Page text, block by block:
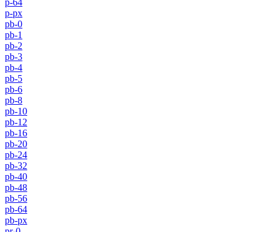
p-px
pb-0
pb-1
pb-2
pb-3
pb-4
pb-5
pb-6
pb-8
pb-10
pb-12
pb-16
pb-20
pb-24
pb-32
pb-40
pb-48
pb-56
pb-64
pb-px